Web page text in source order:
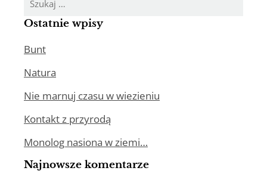
Ostatnie wpisy
Bunt
Natura
Nie marnuj czasu w wiezieniu
Kontakt z przyrodą
Monolog nasiona w ziemi…
Najnowsze komentarze